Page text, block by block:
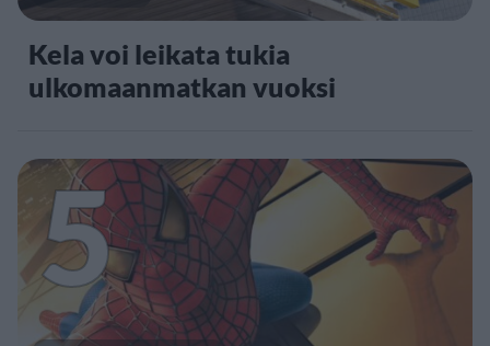
Kela voi leikata tukia
ulkomaanmatkan vuoksi
5